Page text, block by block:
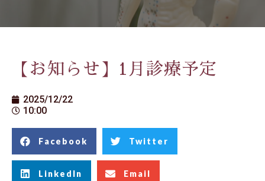
【お知らせ】1月診療予定
2025/12/22
10:00
Facebook Twitter
LinkedIn Email